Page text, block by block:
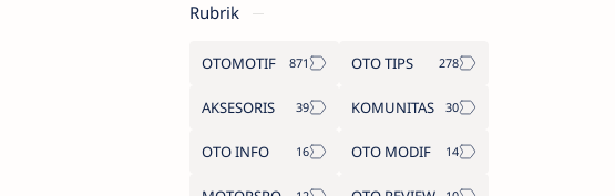
Rubrik
OTOMOTIF OTO TIPS
AKSESORIS KOMUNITAS
OTO INFO OTO MODIF